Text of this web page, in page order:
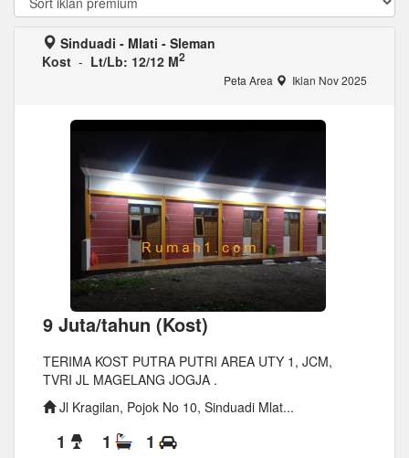
Sinduadi - Mlati - Sleman
Kost - Lt/Lb: 12/12 M2
Peta Area Iklan Nov 2025
9 Juta/tahun (Kost)
TERIMA KOST PUTRA PUTRI AREA UTY 1, JCM,
TVRI JL MAGELANG JOGJA .
Jl Kragilan, Pojok No 10, Sinduadi Mlat...
1 1 1